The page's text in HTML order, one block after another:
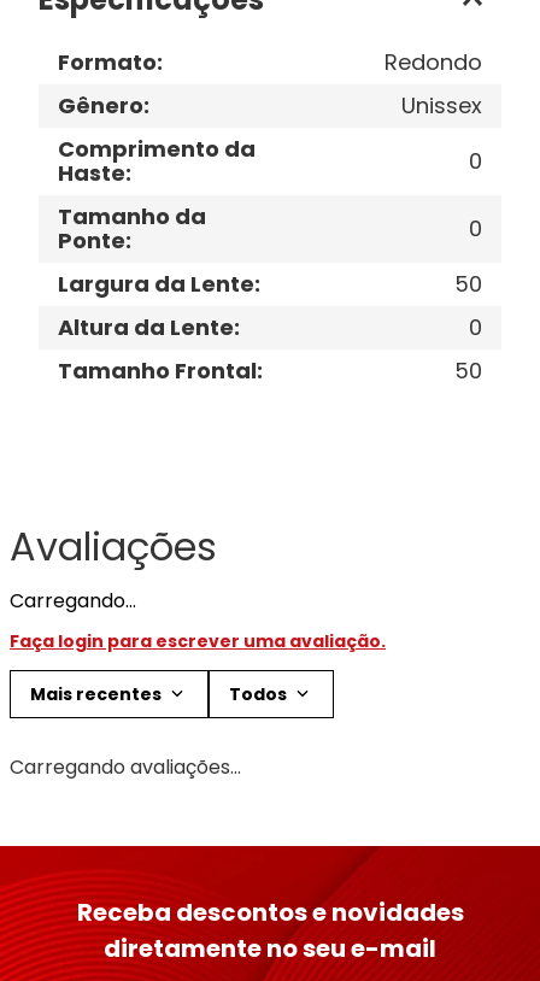
Formato:
Redondo
Gênero:
Unissex
Comprimento da
Haste:
0
Tamanho da
Ponte:
0
Largura da Lente:
50
Altura da Lente:
0
Tamanho Frontal: 50
Avaliações
Carregando…
Faça login para escrever uma avaliação.
Mais recentes Todos
Carregando avaliações…
Receba descontos e novidades
diretamente no seu e-mail